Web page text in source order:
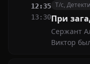
сержанта
убийство
12:35
13:30
Т/с,
При
Сержант
Виктор